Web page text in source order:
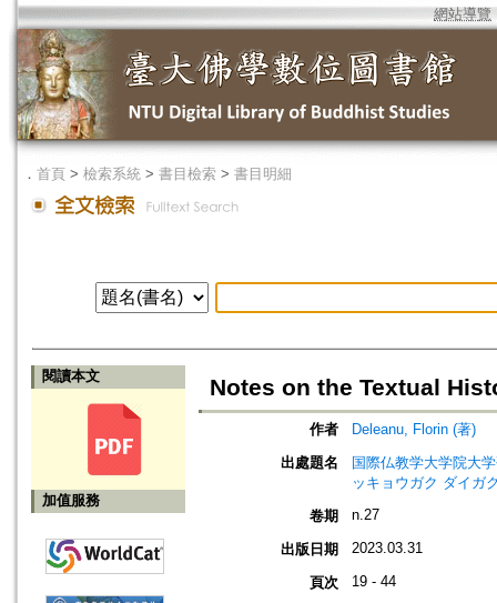
網站導覽
． 首頁 > 檢索系統 > 書目檢索 > 書目明細
閱讀本文
加值服務
Notes on the Textual
作者
Deleanu, Florin (著)
出處題名
国際仏教学大学院大
ッキョウガク ダイガ
卷期
n.27
出版日期 2023.03.31
頁次 19 - 44